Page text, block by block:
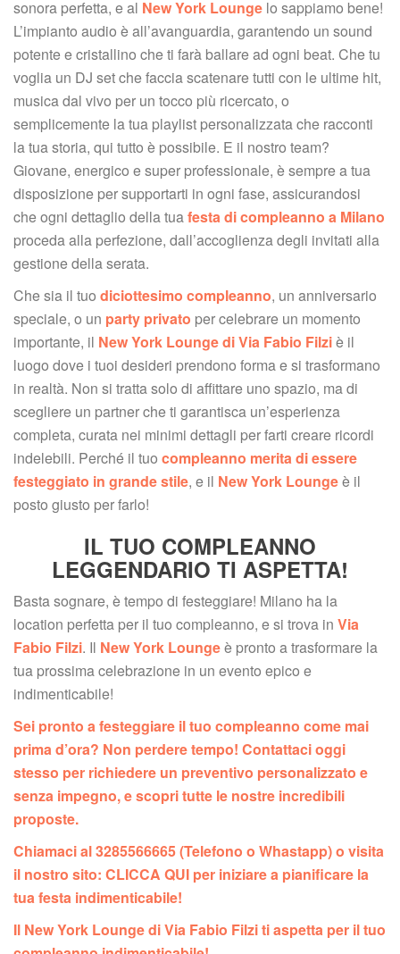
onora perfetta, e al New York Lounge lo sappiamo bene!
L’impianto audio è all’avanguardia, garantendo un sound
potente e cristallino che ti farà ballare ad ogni beat. Che tu
voglia un DJ set che faccia scatenare tutti con le ultime hit,
musica dal vivo per un tocco più ricercato, o
emplicemente la tua playlist personalizzata che racconti
la tua storia, qui tutto è possibile. E il nostro team?
Giovane, energico e super professionale, è sempre a tua
disposizione per supportarti in ogni fase, assicurandosi
che ogni dettaglio della tua festa di compleanno a Milano
proceda alla perfezione, dall’accoglienza degli invitati alla
gestione della serata.
Che sia il tuo diciottesimo compleanno, un anniversario
peciale, o un party privato per celebrare un momento
importante, il New York Lounge di Via Fabio Filzi è il
luogo dove i tuoi desideri prendono forma e si trasformano
in realtà. Non si tratta solo di affittare uno spazio, ma di
cegliere un partner che ti garantisca un’esperienza
completa, curata nei minimi dettagli per farti creare ricordi
indelebili. Perché il tuo compleanno merita di essere
festeggiato in grande stile, e il New York Lounge è il
posto giusto per farlo!
IL TUO COMPLEANNO
LEGGENDARIO TI ASPETTA!
Basta sognare, è tempo di festeggiare! Milano ha la
location perfetta per il tuo compleanno, e si trova in Via
Fabio Filzi. Il New York Lounge è pronto a trasformare la
tua prossima celebrazione in un evento epico e
indimenticabile!
Sei pronto a festeggiare il tuo compleanno come mai
prima d’ora? Non perdere tempo! Contattaci oggi
tesso per richiedere un preventivo personalizzato e
enza impegno, e scopri tutte le nostre incredibili
proposte.
Chiamaci al 3285566665 (Telefono o Whastapp) o visita
il nostro sito: CLICCA QUI per iniziare a pianificare la
tua festa indimenticabile!
Il New York Lounge di Via Fabio Filzi ti aspetta per il tuo